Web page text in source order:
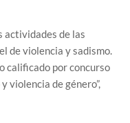
actividades de las
de violencia y sadismo.
calificado por concurso
violencia de género”,